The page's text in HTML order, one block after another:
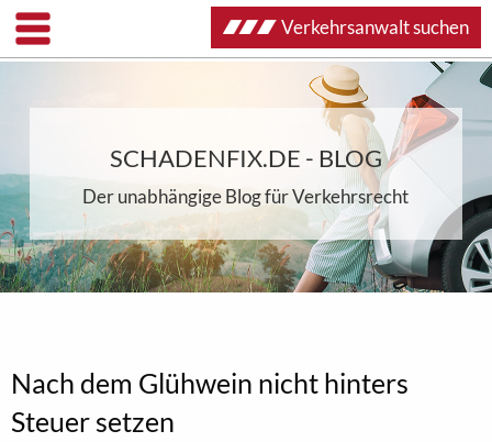
SCHADENFIX.DE - BLOG
Der unabhängige Blog für Verkehrsrecht
Nach dem Glühwein nicht hinters
Steuer setzen
Verkehrsanwalt suchen